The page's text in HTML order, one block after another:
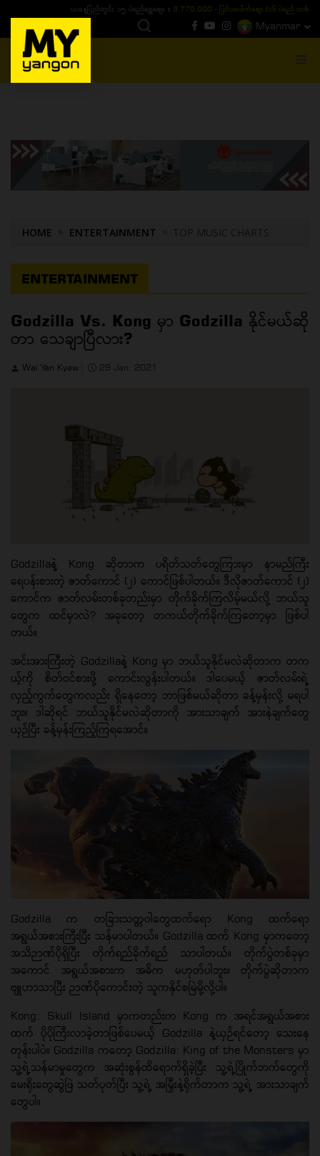
ယနေ့ပြည်တွင်း ၁၅ ပဲရည်ရွှေဈေး : 3,770,000 - ပြင်ပပေါက်စျေး (၁၆ ပဲရည် တစ်ကျပ်
Myanmar
MENU
HOME ENTERTAINMENT TOP MUSIC CHARTS
ENTERTAINMENT
Godzilla Vs. Kong မှာ Godzilla နိုင်မယ်ဆို
တာ ‌သေချာပြီလား?
Wai Yan Kyaw 29 Jan, 2021
Godzillaနဲ့ Kong ဆိုတာက ပရိတ်သတ်တွေကြားမှာ နာမည်ကြီး
ရေပန်းစားတဲ့ ဇာတ်ကောင် (၂) ကောင်ဖြစ်ပါတယ်။ ဒီလိုဇာတ်ကောင် (၂)
ကောင်က ဇာတ်လမ်းတစ်ခုတည်းမှာ တိုက်ခိုက်ကြလိမ့်မယ်လို့ ဘယ်သူ
တွေက ထင်မှာလဲ? အခုတော့ တကယ်တိုက်ခိုက်ကြတော့မှာ ဖြစ်ပါ
တယ်။
အင်းအားကြီးတဲ့ Godzillaနဲ့ Kong မှာ ဘယ်သူနိုင်မလဲဆိုတာက တက
ယ့်ကို စိတ်ဝင်စားဖို့ ကောင်းလွန်းပါတယ်။ ဒါပေမယ့် ဇာတ်လမ်းရဲ့
လှည့်ကွက်တွေကလည်း ရှိနေတော့ ဘာဖြစ်မယ်ဆိုတာ ခန့်မှန်းလို့ မရပါ
ဘူး။ ဒါဆိုရင် ဘယ်သူနိုင်မလဲဆိုတာကို အားသာချက် အားနဲချက်တွေ
ယှဉ်ပြီး ခန့်မှန်းကြည့်ကြရအောင်။
Godzilla က တခြားသတ္တဝါတွေထက်ရော Kong ထက်ရော
အရွယ်အစားကြီးပြီး သန်မာပါတယ်။ Godzilla ထက် Kong မှာကတော့
အသိဉာဏ်ပိုရှိပြီး တိုက်ရည်ခိုက်ရည် သာပါတယ်။ တိုက်ပွဲတစ်ခုမှာ
အကောင် အရွယ်အစားက အဓိက မဟုတ်ပါဘူး။ တိုက်ပွဲဆိုတာက
ဗျူဟာသာပြီး ဉာဏ်ပိုကောင်းတဲ့ သူကနိုင်စမြဲမို့လို့ပါ။
Kong: Skull Island မှာကတည်းက Kong က အရင်အရွယ်အစား
ထက် ပိုပိုကြီးလာခဲ့တာဖြစ်ပေမယ့် Godzilla နဲ့ယှဉ်ရင်တော့ သေးနေ
တုန်းပါပဲ။ Godzilla ကတော့ Godzilla: King of the Monsters မှာ
သူ့ရဲ့သန်မာမှုတွေက အဆုံးစွန်ထိရောက်ရှိခဲ့ပြီး သူ့ရဲ့ပြိုက်ဘက်တွေကို
မေးရိုးတွေဆွဲဖြဲ သတ်ပုတ်ပြီး သူ့ရဲ့ အမြှီးနဲ့ရိုက်တာက သူ့ရဲ့ အားသာချက်
တွေပါ။